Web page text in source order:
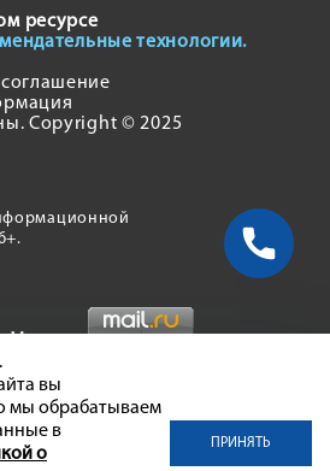
ресурсе
технологии.
Copyright © 2025
вы
мы обрабатываем
в
о
ПРИНЯТЬ